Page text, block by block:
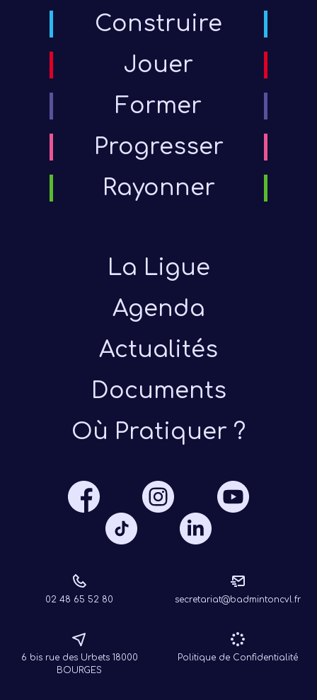
Construire
Jouer
Former
Progresser
Rayonner
La Ligue
Agenda
Actualités
Documents
Où Pratiquer ?
02 48 65 52 80 secretariat@badmintoncvl.fr
6 bis rue des Urbets 18000
BOURGES
Politique de Confidentialité